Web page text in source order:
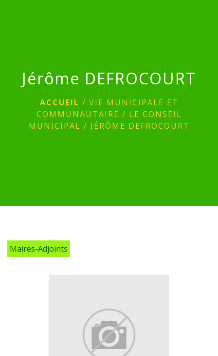
Jérôme DEFROCOURT
ACCUEIL / VIE MUNICIPALE ET
COMMUNAUTAIRE / LE CONSEIL
MUNICIPAL / JÉRÔME DEFROCOURT
Maires-Adjoints